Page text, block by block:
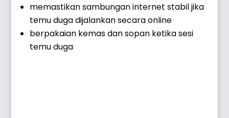
memastikan sambungan internet stabil jika
temu duga dijalankan secara online
berpakaian kemas dan sopan ketika sesi
temu duga